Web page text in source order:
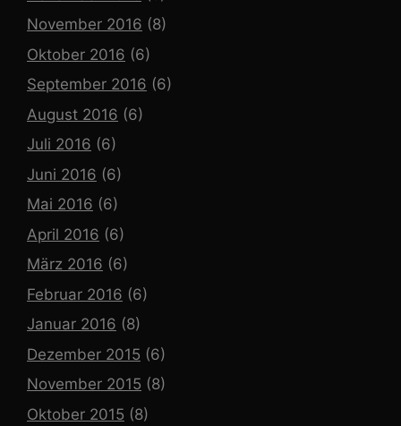
November 2016 (8)
Oktober 2016 (6)
September 2016 (6)
August 2016 (6)
Juli 2016 (6)
Juni 2016 (6)
Mai 2016 (6)
April 2016 (6)
März 2016 (6)
Februar 2016 (6)
Januar 2016 (8)
Dezember 2015 (6)
November 2015 (8)
Oktober 2015 (8)